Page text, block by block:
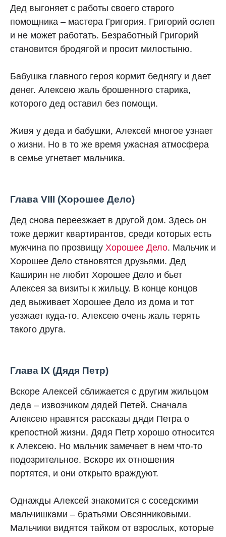
Дед выгоняет с работы своего старого
помощника – мастера Григория. Григорий ослеп
и не может работать. Безработный Григорий
становится бродягой и просит милостыню.
Бабушка главного героя кормит беднягу и дает
денег. Алексею жаль брошенного старика,
которого дед оставил без помощи.
Живя у деда и бабушки, Алексей многое узнает
о жизни. Но в то же время ужасная атмосфера
в семье угнетает мальчика.
Глава VIII (Хорошее Дело)
Дед снова переезжает в другой дом. Здесь он
тоже держит квартирантов, среди которых есть
мужчина по прозвищу Хорошее Дело. Мальчик и
Хорошее Дело становятся друзьями. Дед
Каширин не любит Хорошее Дело и бьет
Алексея за визиты к жильцу. В конце концов
дед выживает Хорошее Дело из дома и тот
уезжает куда-то. Алексею очень жаль терять
такого друга.
Глава IX (Дядя Петр)
Вскоре Алексей сближается с другим жильцом
деда – извозчиком дядей Петей. Сначала
Алексею нравятся рассказы дяди Петра о
крепостной жизни. Дядя Петр хорошо относится
к Алексею. Но мальчик замечает в нем что-то
подозрительное. Вскоре их отношения
портятся, и они открыто враждуют.
Однажды Алексей знакомится с соседскими
мальчишками – братьями Овсянниковыми.
Мальчики видятся тайком от взрослых, которые